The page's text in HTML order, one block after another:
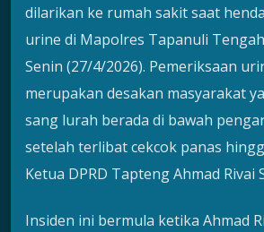
dilarikan ke rumah sakit saat
urine di Mapolres Tapanuli
Senin (27/4/2026). Pemeriksaan
merupakan desakan masyarakat
sang lurah berada di bawah
setelah terlibat cekcok panas
Ketua DPRD Tapteng Ahmad Rivai
Insiden ini bermula ketika Ahmad